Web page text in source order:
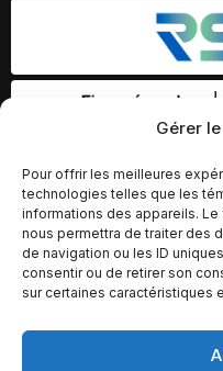
Gérer
Pour offrir les meilleures
technologies telles que les
informations des appareils.
nous permettra de traiter des
de navigation ou les ID
consentir ou de retirer son
sur certaines caractéristiques
© Copyright 2026 –